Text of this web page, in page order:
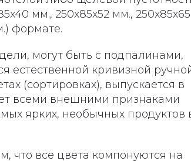
мм., 250x85x52 мм., 250x85x65
формате.
могут быть с подпалинами,
естественной кривизной
(сортировках), выпускается в
всеми внешними признаками
ярких, необычных продуктов
что все цвета компонуются на